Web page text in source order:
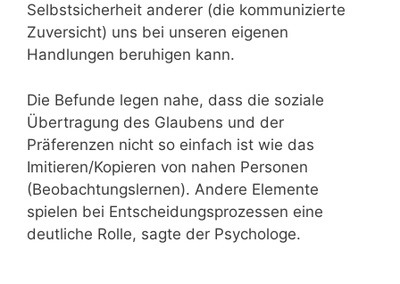
Selbstsicherheit anderer (die kommunizierte
Zuversicht) uns bei unseren eigenen
Handlungen beruhigen kann.
Die Befunde legen nahe, dass die soziale
Übertragung des Glaubens und der
Präferenzen nicht so einfach ist wie das
Imitieren/Kopieren von nahen Personen
(Beobachtungslernen). Andere Elemente
spielen bei Entscheidungsprozessen eine
deutliche Rolle, sagte der Psychologe.